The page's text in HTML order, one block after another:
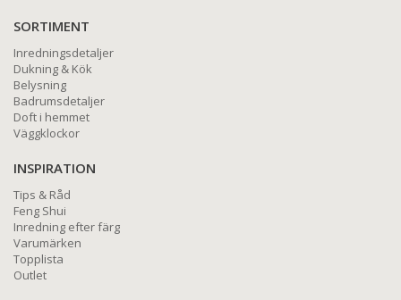
SORTIMENT
Inredningsdetaljer
Dukning & Kök
Belysning
Badrumsdetaljer
Doft i hemmet
Väggklockor
INSPIRATION
Tips & Råd
Feng Shui
Inredning efter färg
Varumärken
Topplista
Outlet